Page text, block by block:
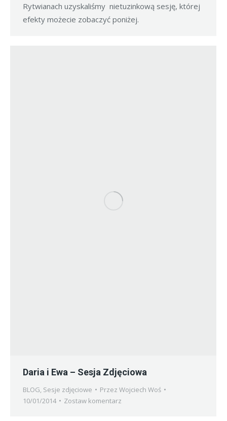
Rytwianach uzyskaliśmy nietuzinkową sesję, której
efekty możecie zobaczyć poniżej.
Daria i Ewa – Sesja Zdjęciowa
BLOG Sesje zdjęciowe Przez Wojciech Woś
10/01/2014
Zostaw komentarz